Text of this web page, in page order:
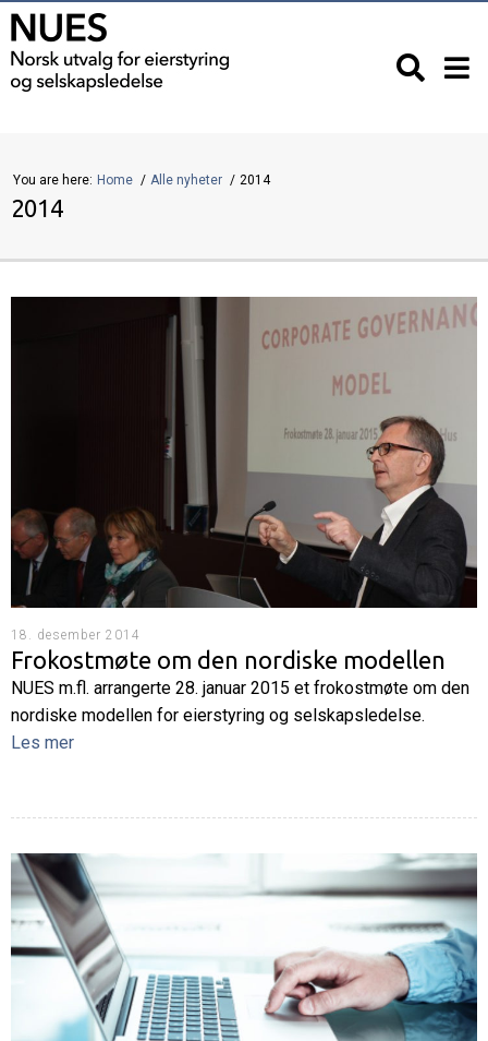
You are here: Home Alle nyheter 2014
2014
18. desember 2014
Frokostmøte om den nordiske modellen
NUES m.fl. arrangerte 28. januar 2015 et frokostmøte om den
nordiske modellen for eierstyring og selskapsledelse.
Les mer